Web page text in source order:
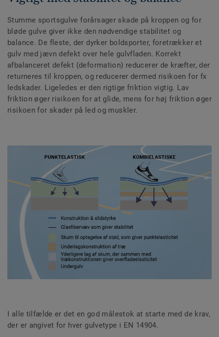
Stumme sportsgulve forårsager skade på kroppen og for
bløde gulve giver ikke den nødvendige stabilitet og
balance. De fleste, der dyrker boldsporter, foretrækker et
gulv med jævn defekt over hele gulvfladen. Korrekt
afbalanceret defekt (deformation) reducerer de kræfter, der
returneres til kroppen, og reducerer dermed risikoen for fx
ledskader. Ligeledes er den rigtige friktion vigtig. Lav
friktion øger risikoen for at glide, mens for høj friktion øger
risikoen for skader på led og muskler.
I alle tilfælde er det en god målestok at starte med de krav,
der er angivet for hver gulvetype i EN 14904.